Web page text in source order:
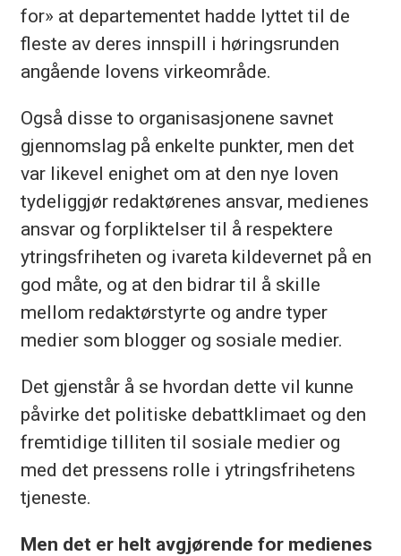
for» at departementet hadde lyttet til de
fleste av deres innspill i høringsrunden
angående lovens virkeområde.
Også disse to organisasjonene savnet
gjennomslag på enkelte punkter, men det
var likevel enighet om at den nye loven
tydeliggjør redaktørenes ansvar, medienes
ansvar og forpliktelser til å respektere
ytringsfriheten og ivareta kildevernet på en
god måte, og at den bidrar til å skille
mellom redaktørstyrte og andre typer
medier som blogger og sosiale medier.
Det gjenstår å se hvordan dette vil kunne
påvirke det politiske debattklimaet og den
fremtidige tilliten til sosiale medier og
med det pressens rolle i ytringsfrihetens
tjeneste.
Men det er helt avgjørende for medienes